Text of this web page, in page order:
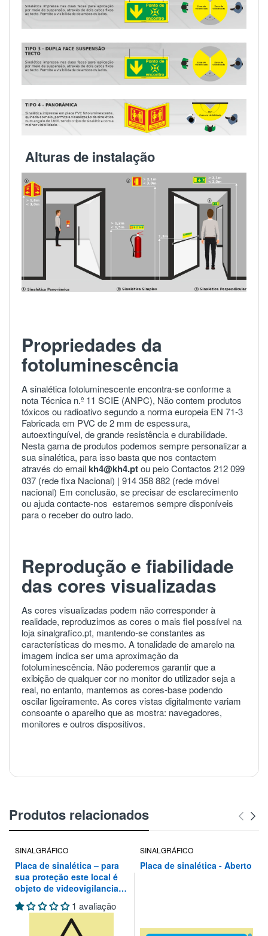
Alturas de instalação
Propriedades da
fotoluminescência
A sinalética fotoluminescente encontra-se conforme a
nota Técnica n.º 11 SCIE (ANPC), Não contem produtos
tóxicos ou radioativo segundo a norma europeia EN 71-3
Fabricada em PVC de 2 mm de espessura,
autoextinguível, de grande resistência e durabilidade.
Nesta gama de produtos podemos sempre personalizar a
sua sinalética, para isso basta que nos contactem
através do emailkh4@kh4.ptou pelo Contactos 212 099
037 (rede fixa Nacional) | 914 358 882 (rede móvel
nacional) Em conclusão, se precisar de esclarecimento
ou ajudacontacte-nos estaremos sempre disponíveis
para o receber do outro lado.
Reprodução e fiabilidade
das cores visualizadas
As cores visualizadas podem não corresponder à
realidade, reproduzimos as cores o mais fiel possível na
loja sinalgrafico.pt, mantendo-se constantes as
características do mesmo. A tonalidade de amarelo na
imagem indica ser uma aproximação da
fotoluminescência. Não poderemos garantir que a
exibição de qualquer cor no monitor do utilizador seja a
real, no entanto, mantemos as cores-base podendo
oscilar ligeiramente. As cores vistas digitalmente variam
consoante o aparelho que as mostra: navegadores,
monitores e outros dispositivos.
Produtos relacionados
SINALGRÁFICO
Placa de sinalética – para
sua proteção este local é
objeto de videovigilancia
de um circuito fechado de
televisão, procedendo-se à
gravação de imagem e som
1 avaliação
SINALGRÁFICO
Placa de sinalética - Aberto